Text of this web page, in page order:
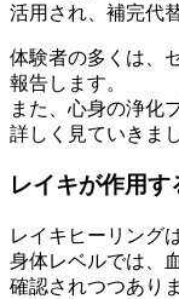
活用され、補完代
体験者の多くは、
報告します。
また、心身の浄化
詳しく見ていきま
レイキが作用
レイキヒーリング
身体レベルでは、
確認されつつあり